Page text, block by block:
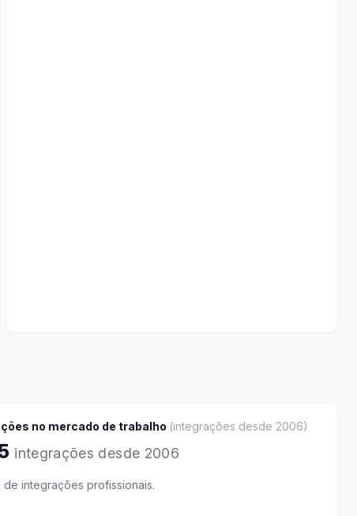
no mercado de trabalho (integrações desde 2006)
integrações desde 2006
de integrações profissionais.